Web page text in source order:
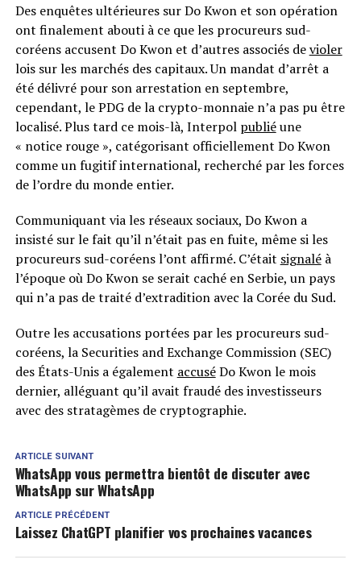
Des enquêtes ultérieures sur Do Kwon et son opération
ont finalement abouti à ce que les procureurs sud-
coréens accusent Do Kwon et d’autres associés devioler
lois sur les marchés des capitaux. Un mandat d’arrêt a
été délivré pour son arrestation en septembre,
cependant, le PDG de la crypto-monnaie n’a pas pu être
localisé. Plus tard ce mois-là, Interpol publiéune
« notice rouge », catégorisant officiellement Do Kwon
comme un fugitif international, recherché par les forces
de l’ordre du monde entier.
Communiquant via les réseaux sociaux, Do Kwon a
insisté sur le fait qu’il n’était pas en fuite, même si les
procureurs sud-coréens l’ont affirmé. C’était signaléà
l’époque où Do Kwon se serait caché en Serbie, un pays
qui n’a pas de traité d’extradition avec la Corée du Sud.
Outre les accusations portées par les procureurs sud-
coréens, la Securities and Exchange Commission (SEC)
des États-Unis a également accuséDo Kwon le mois
dernier, alléguant qu’il avait fraudé des investisseurs
avec des stratagèmes de cryptographie.
ARTICLE SUIVANT
WhatsApp vous permettra bientôt de discuter avec
WhatsApp sur WhatsApp
ARTICLE PRÉCÉDENT
Laissez ChatGPT planifier vos prochaines vacances